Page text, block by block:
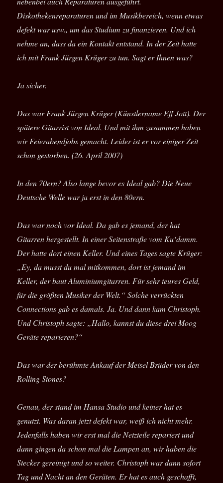
Diskothekenreparaturen und im Musikbereich, wenn etwas
defekt war usw., um das Studium zu finanzieren. Und ich
nehme an, dass da ein Kontakt entstand. In der Zeit hatte
ich mit Frank Jürgen Krüger zu tun. Sagt er Ihnen was?
Ja sicher.
Das war Frank Jürgen Krüger (Künstlername Eff Jott). Der
spätere Gitarrist von Ideal. Und mit ihm zusammen haben
wir Feierabendjobs gemacht. Leider ist er vor einiger Zeit
schon gestorben. (26. April 2007)
In den 70ern? Also lange bevor es Ideal gab? Die Neue
Deutsche Welle war ja erst in den 80ern.
Das war noch vor Ideal. Da gab es jemand, der hat
Gitarren hergestellt. In einer Seitenstraße vom Ku‘damm.
Der hatte dort einen Keller. Und eines Tages sagte Krüger:
„Ey, da musst du mal mitkommen, dort ist jemand im
Keller, der baut Aluminiumgitarren. Für sehr teures Geld,
für die größten Musiker der Welt.“ Solche verrückten
Connections gab es damals. Ja. Und dann kam Christoph.
Und Christoph sagte: „Hallo, kannst du diese drei Moog
Geräte reparieren?“
Das war der berühmte Ankauf der Meisel Brüder von den
Rolling Stones?
Genau, der stand im Hansa Studio und keiner hat es
genutzt. Was daran jetzt defekt war, weiß ich nicht mehr.
Jedenfalls haben wir erst mal die Netzteile repariert und
dann gingen da schon mal die Lampen an, wir haben die
Stecker gereinigt und so weiter. Christoph war dann sofort
Tag und Nacht an den Geräten. Er hat es auch geschafft,